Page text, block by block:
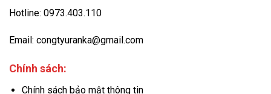
Hotline: 0973.403.110
Email: congtyuranka@gmail.com
Chính sách:
Chính sách bảo mật thông tin